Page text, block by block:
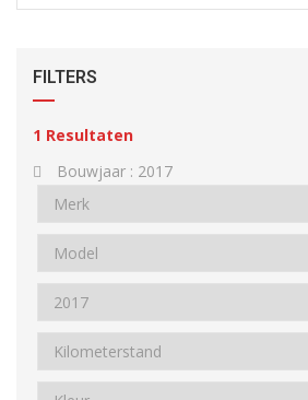
FILTERS
1 Resultaten
Bouwjaar : 2017